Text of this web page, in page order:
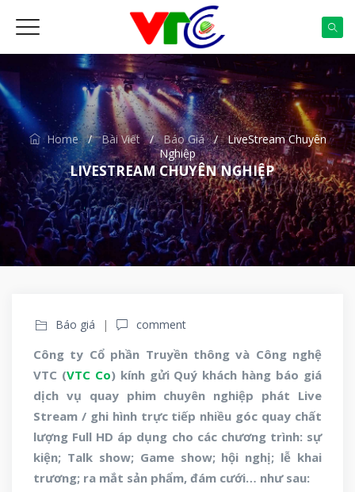
Home/ Bài Viết/ Báo Giá/ LiveStream Chuyên
Nghiệp
LIVESTREAM CHUYÊN NGHIỆP
Báo giá comment
Công ty Cổ phần Truyền thông và Công nghệ
VTC (VTC Co) kính gửi Quý khách hàng báo giá
dịch vụ quay phim chuyên nghiệp phát Live
Stream / ghi hình trực tiếp nhiều góc quay chất
lượng Full HD áp dụng cho các chương trình: sự
kiện; Talk show; Game show; hội nghị; lễ khai
trương; ra mắt sản phẩm, đám cưới… như sau: